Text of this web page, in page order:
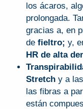
los ácaros,
prolongada.
gracias a, en
de fieltro; y,
HR de alta
Stretchy a
las fibras a
están